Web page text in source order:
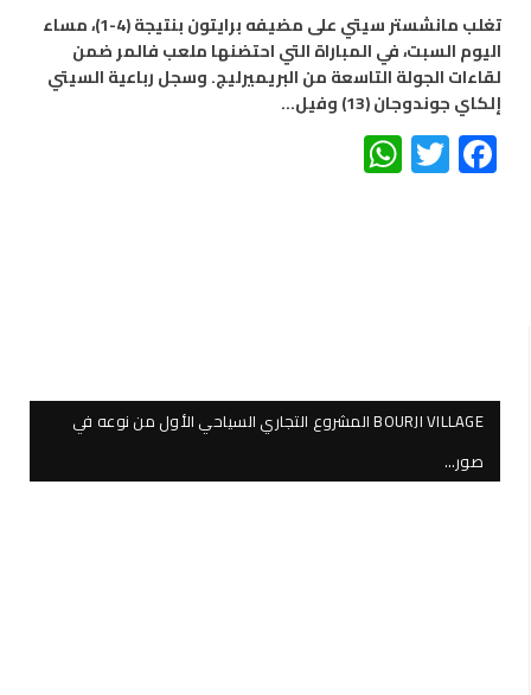
تغلب مانشستر سيتي على مضيفه برايتون بنتيجة (4-1)، مساء
اليوم السبت، في المباراة التي احتضنها ملعب فالمر ضمن
لقاءات الجولة التاسعة من البريميرليج. وسجل رباعية السيتي
إلكاي جوندوجان (13) وفيل…
Facebook
Twitter
BOURJI VILLAGE المشروع التجاري السياحي الأول من نوعه في
صور…